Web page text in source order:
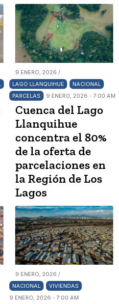
9 ENERO, 2026 /
LAGO LLANQUIHUE
NACIONAL
PARCELAS
9 ENERO, 2026 - 7:00 AM
Cuenca del Lago
Llanquihue
concentra el 80%
de la oferta de
parcelaciones en
la Región de Los
Lagos
9 ENERO, 2026 /
NACIONAL
VIVIENDAS
9 ENERO, 2026 - 7:00 AM